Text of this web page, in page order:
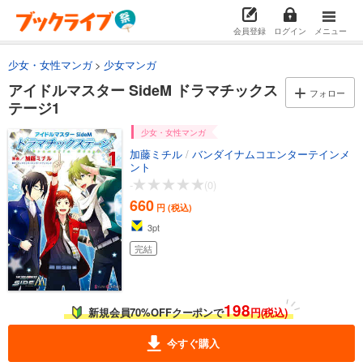
会員登録 ログイン メニュー
少女・女性マンガ 少女マンガ
アイドルマスター SideM ドラマチックス
テージ1
フォロー
少女・女性マンガ
加藤ミチル / バンダイナムコエンターテインメ
ント
-
(0)
660 円 (税込)
3pt
完結
新規会員70%OFFクーポンで198円(税込)
今すぐ購入